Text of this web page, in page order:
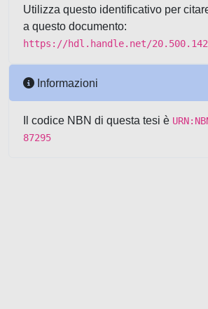
Utilizza questo identificativo per
a questo documento:
https://hdl.handle.net/
Informazioni
Il codice NBN di questa tesi è
87295